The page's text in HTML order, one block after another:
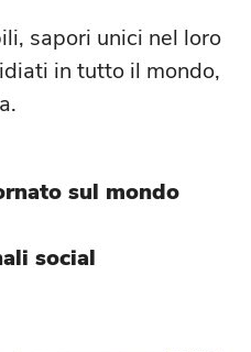
sapori unici nel loro
in tutto il mondo,
sul mondo
social